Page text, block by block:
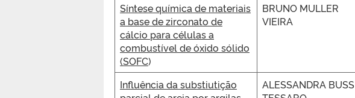
Síntese química de materiais
a base de zirconato de
cálcio para células a
combustível de óxido sólido
(SOFC)
BRUNO MULLER
VIEIRA
Influência da substiutição
ALESSANDRA BUSS